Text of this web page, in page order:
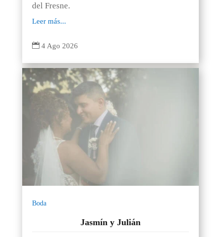
del Fresne.
Leer más...
 4 Ago 2026
Boda
Jasmín y Julián